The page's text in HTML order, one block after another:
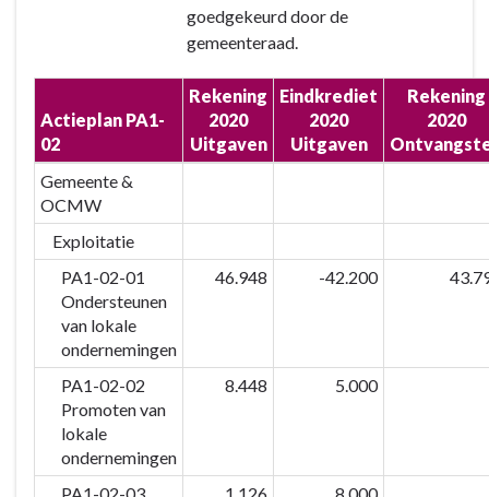
goedgekeurd door de
gemeenteraad.
Actieplan PA1-
02
Rekening
2020
Uitgaven
Eindkrediet
2020
Uitgaven
Rekening
2020
Gemeente &
OCMW
Exploitatie
PA1-02-01
Ondersteunen
van lokale
ondernemingen
46.948 -42.200
PA1-02-02
Promoten van
lokale
ondernemingen
8.448 5.000
PA1-02-03
1.126 8.000